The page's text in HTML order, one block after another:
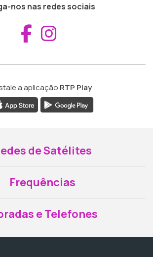
nos nas redes sociais
Aceder ao
a aplicação RTP Play
de Satélites
Frequências
e Telefones